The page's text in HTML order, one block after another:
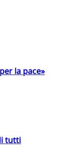
la pace»
tutti